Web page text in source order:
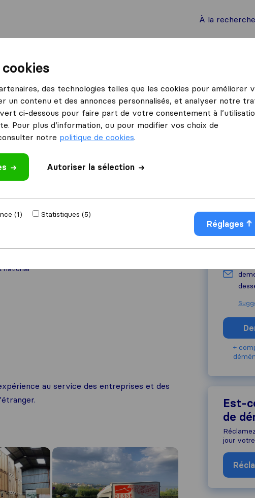
À la
Ce que disent les clients
Professionnel (1)
national
au service des entreprises et des
15
05
+
Est-
de
jour
des technologies telles que les cookies pour améliorer
un contenu et des annonces personnalisés, et analyser notre
ci-dessous pour faire part de votre consentement à
Pour plus d’information, ou pour modifier vos choix de
notre politique de cookies.
Autoriser la sélection
(1)
Statistiques (5)
Réglages